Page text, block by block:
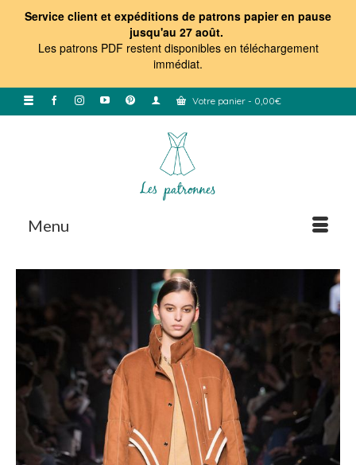
Service client et expéditions de patrons papier en pause
jusqu'au 27 août.
Les patrons PDF restent disponibles en téléchargement
immédiat.
Votre panier - 0,00€
Menu